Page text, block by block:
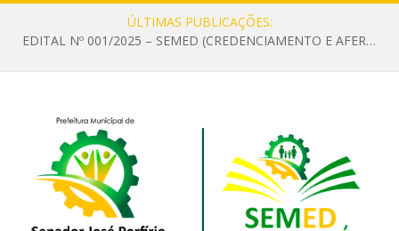
ÚLTIMAS PUBLICAÇÕES:
EDITAL Nº 001/2025 – SEMED (CREDENCIAMENTO E AFERIÇÃO DE CRITÉRIOS TÉCNICOS DE MÉRITO E DESEMPENHO PARA PROVIMENTO DO CARGO OU FUNÇÃO DE GESTOR ESCOLAR DAS UNIDADES DE ENSINO DA REDE MUNICIPAL DE SENADOR JO)